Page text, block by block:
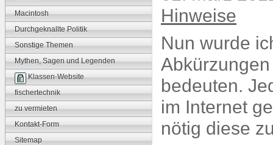
Macintosh
Durchgeknallte Politik
Sonstige Themen
Mythen, Sagen und Legenden
Klassen-Website
fischertechnik
zu vermieten
Kontakt-Form
Sitemap
Hinweise
Nun wurde
bedeuten.
im Internet
nötig diese